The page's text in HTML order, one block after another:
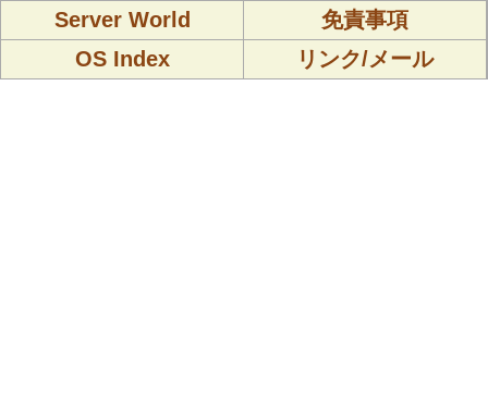
Server World
免責事項
OS Index
リンク/メール